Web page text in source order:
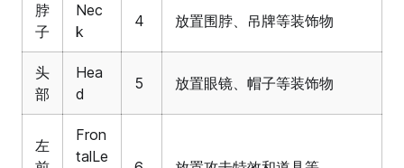
脖
子
Nec
k
4 放置围脖、吊牌等装饰物
头
部
Hea
d
5 放置眼镜、帽子等装饰物
左
Fron
talLe